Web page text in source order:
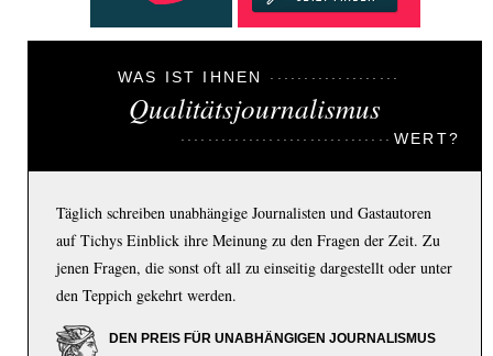
WAS IST IHNEN
Qualitätsjournalismus
WERT?
Täglich schreiben unabhängige Journalisten und Gastautoren
auf Tichys Einblick ihre Meinung zu den Fragen der Zeit. Zu
jenen Fragen, die sonst oft all zu einseitig dargestellt oder unter
den Teppich gekehrt werden.
DEN PREIS FÜR UNABHÄNGIGEN JOURNALISMUS